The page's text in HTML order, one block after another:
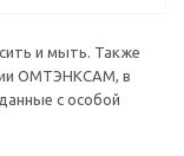
и мыть. Также
ОМТЭНКСАМ, в
с особой